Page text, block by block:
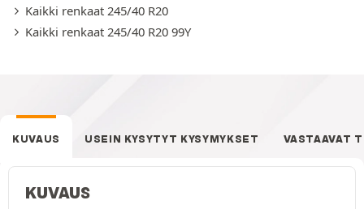
Kaikki renkaat 245/40 R20
Kaikki renkaat 245/40 R20 99Y
KUVAUS USEIN KYSYTYT KYSYMYKSET VASTAAVAT
KUVAUS